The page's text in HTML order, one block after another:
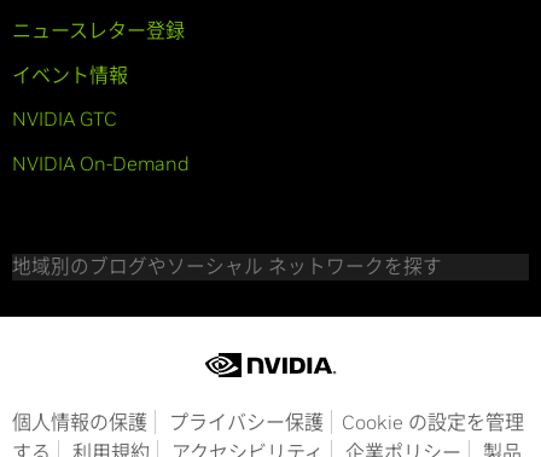
ニュースレター登録
イベント情報
NVIDIA GTC
NVIDIA On-Demand
地域別のブログやソーシャル ネットワークを探す
個人情報の保護 プライバシー保護
Cookie の設定を管理